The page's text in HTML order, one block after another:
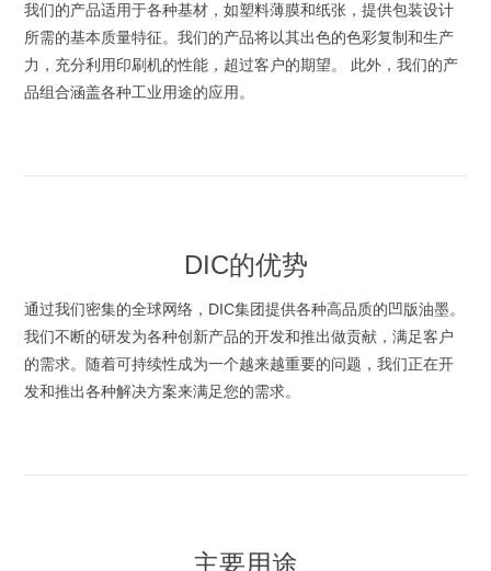
我们的产品适用于各种基材，如塑料薄膜和纸张，提供包装设计
所需的基本质量特征。我们的产品将以其出色的色彩复制和生产
力，充分利用印刷机的性能，超过客户的期望。 此外，我们的产
品组合涵盖各种工业用途的应用。
DIC的优势
通过我们密集的全球网络，DIC集团提供各种高品质的凹版油墨。
我们不断的研发为各种创新产品的开发和推出做贡献，满足客户
的需求。随着可持续性成为一个越来越重要的问题，我们正在开
发和推出各种解决方案来满足您的需求。
主要用途